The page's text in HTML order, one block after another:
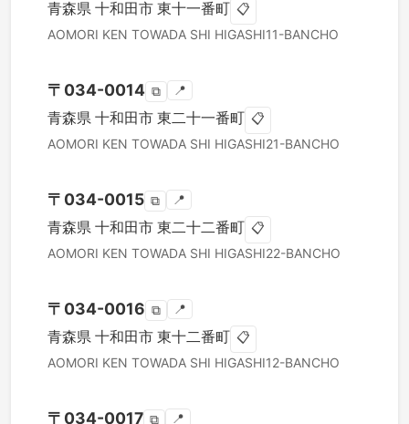
青森県 十和田市 東十一番町 📋
AOMORI KEN TOWADA SHI HIGASHI11-BANCHO
〒 034-0014 ⧉ 📍
青森県 十和田市 東二十一番町 📋
AOMORI KEN TOWADA SHI HIGASHI21-BANCHO
〒 034-0015 ⧉ 📍
青森県 十和田市 東二十二番町 📋
AOMORI KEN TOWADA SHI HIGASHI22-BANCHO
〒 034-0016 ⧉ 📍
青森県 十和田市 東十二番町 📋
AOMORI KEN TOWADA SHI HIGASHI12-BANCHO
〒 034-0017 ⧉ 📍